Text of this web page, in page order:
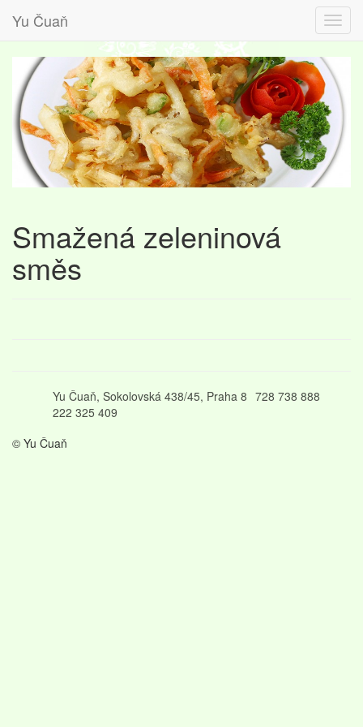
Yu Čuaň
Smažená zeleninová
směs
Yu Čuaň, Sokolovská 438/45, Praha 8 728 738 888
222 325 409
© Yu Čuaň